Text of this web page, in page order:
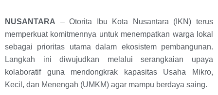
NUSANTARA – Otorita Ibu Kota Nusantara (IKN) terus
memperkuat komitmennya untuk menempatkan warga lokal
sebagai prioritas utama dalam ekosistem pembangunan.
Langkah ini diwujudkan melalui serangkaian upaya
kolaboratif guna mendongkrak kapasitas Usaha Mikro,
Kecil, dan Menengah (UMKM) agar mampu berdaya saing.